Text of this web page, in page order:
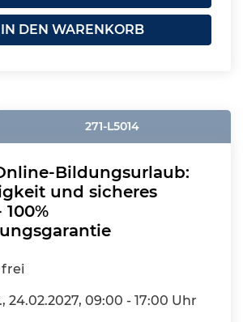
DEN WARENKORB
271-L5014
Bildungsurlaub:
und sicheres
frei
, 24.02.2027, 09:00 - 17:00 Uhr